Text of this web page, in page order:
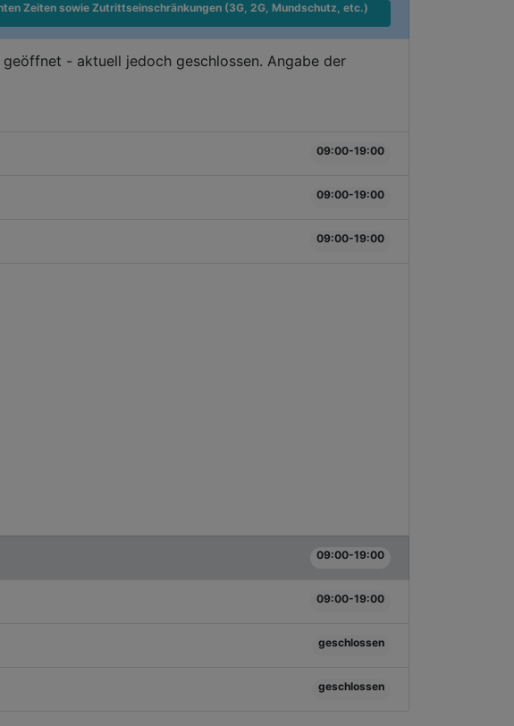
Zeiten sowie Zutrittseinschränkungen (3G, 2G, Mundschutz, etc.)
- aktuell jedoch geschlossen. Angabe der
09:00-19:00
09:00-19:00
09:00-19:00
09:00-19:00
09:00-19:00
geschlossen
geschlossen